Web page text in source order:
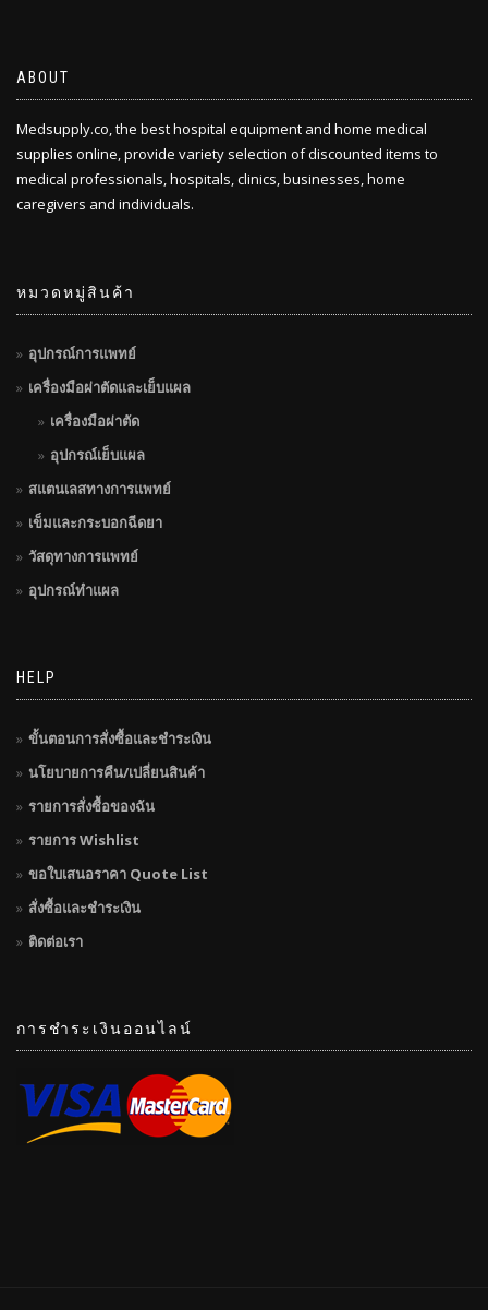
ABOUT
Medsupply.co, the best hospital equipment and home medical
supplies online, provide variety selection of discounted items to
medical professionals, hospitals, clinics, businesses, home
caregivers and individuals.
หมวดหมู่สินค้า
อุปกรณ์การแพทย์
เครื่องมือผ่าตัดและเย็บแผล
เครื่องมือผ่าตัด
อุปกรณ์เย็บแผล
สแตนเลสทางการแพทย์
เข็มและกระบอกฉีดยา
วัสดุทางการแพทย์
อุปกรณ์ทำแผล
HELP
ขั้นตอนการสั่งซื้อและชำระเงิน
นโยบายการคืน/เปลี่ยนสินค้า
รายการสั่งซื้อของฉัน
รายการ Wishlist
ขอใบเสนอราคา Quote List
สั่งซื้อและชำระเงิน
ติดต่อเรา
การชำระเงินออนไลน์